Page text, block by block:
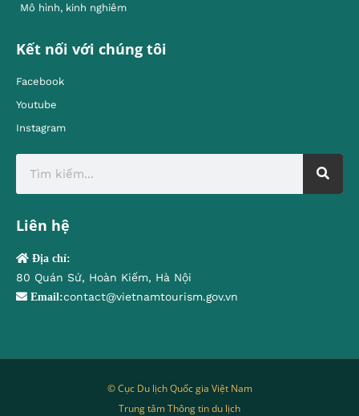
Mô hình, kinh nghiêm
Kết nối với chúng tôi
Facebook
Youtube
Instagram
Liên hệ
Địa chỉ:
80 Quán Sứ, Hoàn Kiếm, Hà Nội
Email:contact@vietnamtourism.gov.vn
© Cục Du lịch Quốc gia Việt Nam
Trung tâm Thông tin du lịch